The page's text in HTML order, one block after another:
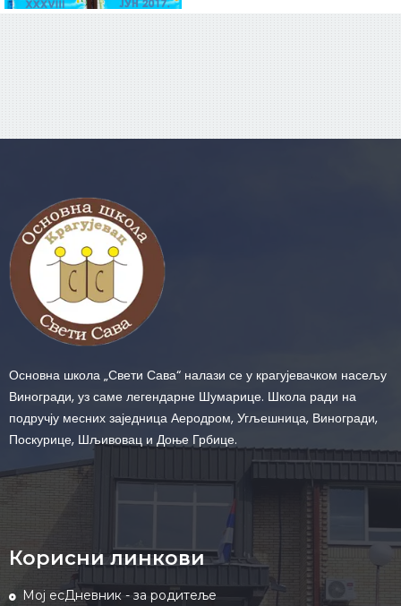
Основна школа „Свети Сава“ налази се у крагујевачком насељу
Виногради, уз саме легендарне Шумарице. Школа ради на
подручју месних заједница Аеродром, Угљешница, Виногради,
Поскурице, Шљивовац и Доње Грбице.
Корисни линкови
Мој есДневник - за родитеље